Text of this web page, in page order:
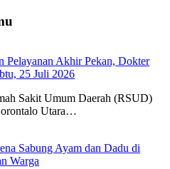
Pelayanan Akhir Pekan, Dokter
25 Juli 2026
Sakit Umum Daerah (RSUD)
Utara…
Sabung Ayam dan Dadu di
Warga